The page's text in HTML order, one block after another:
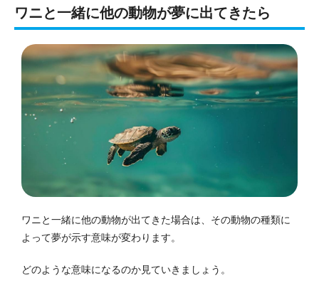
ワニと一緒に他の動物が夢に出てきたら
ワニと一緒に他の動物が出てきた場合は、その動物の種類に
よって夢が示す意味が変わります。
どのような意味になるのか見ていきましょう。